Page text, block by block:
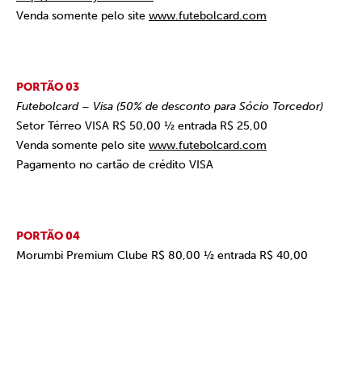
Venda somente pelo site www.futebolcard.com
PORTÃO 03
Futebolcard – Visa (50% de desconto para Sócio Torcedor)
Setor Térreo VISA R$ 50,00 ½ entrada R$ 25,00
Venda somente pelo site www.futebolcard.com
Pagamento no cartão de crédito VISA
PORTÃO 04
Morumbi Premium Clube R$ 80,00 ½ entrada R$ 40,00